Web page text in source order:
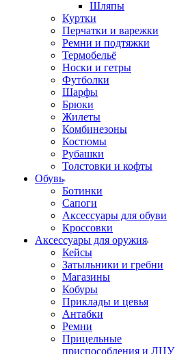
Шляпы
Куртки
Перчатки и варежки
Ремни и подтяжки
Термобельё
Носки и гетры
Футболки
Шарфы
Брюки
Жилеты
Комбинезоны
Костюмы
Рубашки
Толстовки и кофты
Обувь
Ботинки
Сапоги
Аксессуары для обуви
Кроссовки
Аксессуары для оружия
Кейсы
Затыльники и гребни
Магазины
Кобуры
Приклады и цевья
Антабки
Ремни
Прицельные
приспособления и ЛЦУ